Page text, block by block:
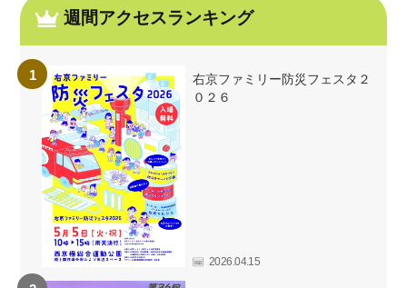
週間アクセスランキング
右京ファミリー防災フェスタ２
０２６
2026.04.15